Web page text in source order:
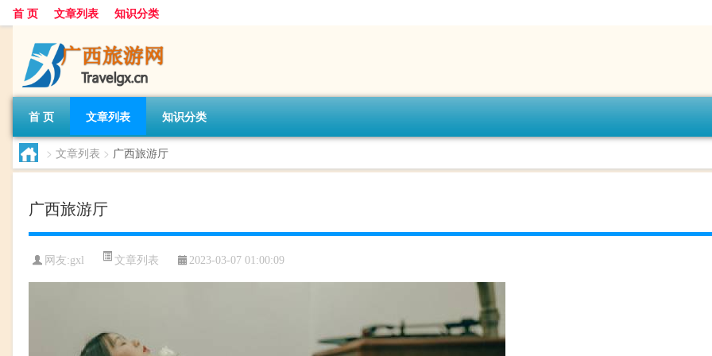
首 页 文章列表 知识分类
首 页 文章列表 知识分类
> 文章列表 > 广西旅游厅
广西旅游厅
网友:gxl 文章列表 2023-03-07 01:00:09